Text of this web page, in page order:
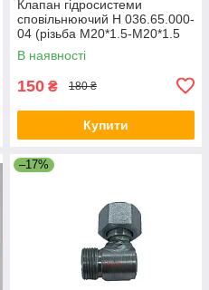
Клапан гідросистеми
сповільнюючий Н 036.65.000-
04 (різьба M20*1.5-M20*1.5
ключ 24)
В наявності
150 ₴ 180 ₴
Купити
–17%